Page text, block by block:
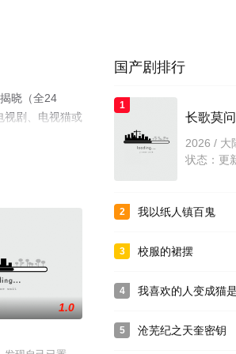
晓（全24
视剧、电视猫或
1.0
国产剧排行
1
长歌莫问
2026 / 大
状态：更
2 我以纸人镇百鬼
3 校服的裙摆
4 我喜欢的人变成猫
5 沧芜纪之天奎密钥